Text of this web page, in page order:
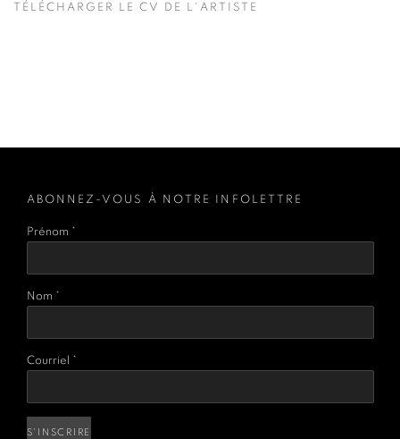
TÉLÉCHARGER LE CV DE L'ARTISTE
ABONNEZ-VOUS À NOTRE INFOLETTRE
Prénom *
Nom *
Courriel *
S'INSCRIRE